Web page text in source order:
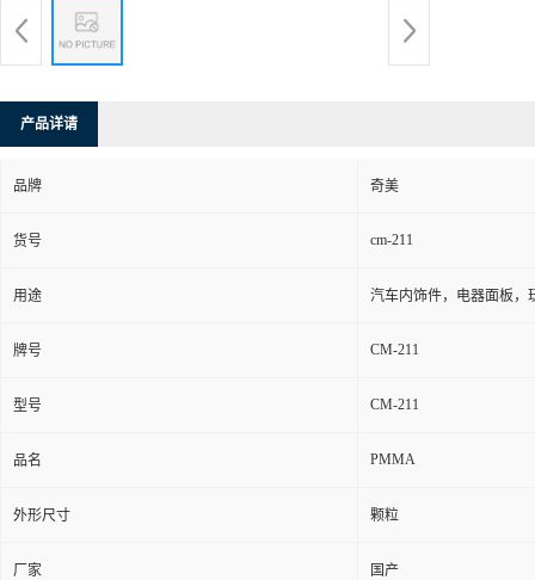
产品详请
品牌 奇美
货号 cm-211
用途 汽车内饰件，电器面板，
牌号 CM-211
型号 CM-211
品名 PMMA
外形尺寸 颗粒
厂家 国产